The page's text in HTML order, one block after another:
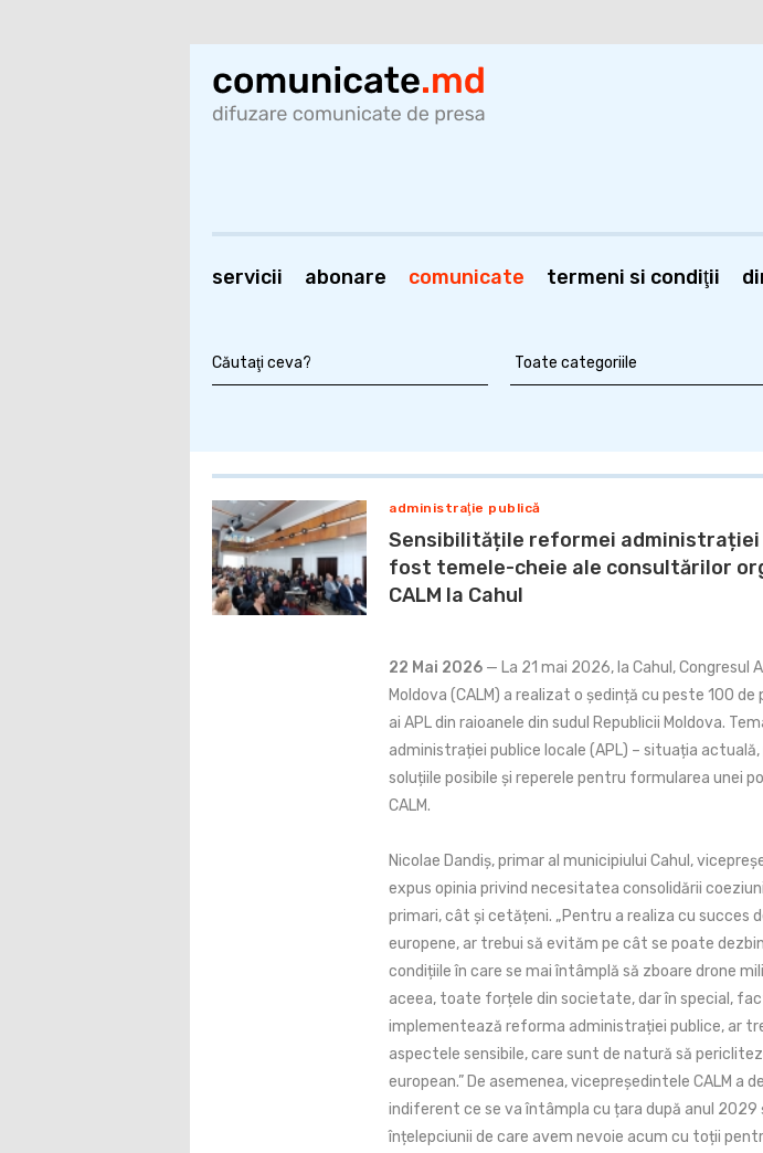
servicii abonare comunicate termeni si condiţii
administraţie publică
Sensibilitățile reformei administrației
fost temele-cheie ale consultărilor
CALM la Cahul
22 Mai 2026 — La 21 mai 2026, la Cahul, Congresul
Moldova (CALM) a realizat o ședință cu peste 100
ai APL din raioanele din sudul Republicii Moldova.
administrației publice locale (APL) – situația
soluțiile posibile și reperele pentru formularea unei
CALM.
Nicolae Dandiș, primar al municipiului Cahul,
expus opinia privind necesitatea consolidării
primari, cât și cetățeni. „Pentru a realiza cu succes
europene, ar trebui să evităm pe cât se poate
condițiile în care se mai întâmplă să zboare drone
aceea, toate forțele din societate, dar în special,
implementează reforma administrației publice, ar
aspectele sensibile, care sunt de natură să
european.” De asemenea, vicepreședintele CALM a
indiferent ce se va întâmpla cu țara după anul 2029
înțelepciunii de care avem nevoie acum cu toții